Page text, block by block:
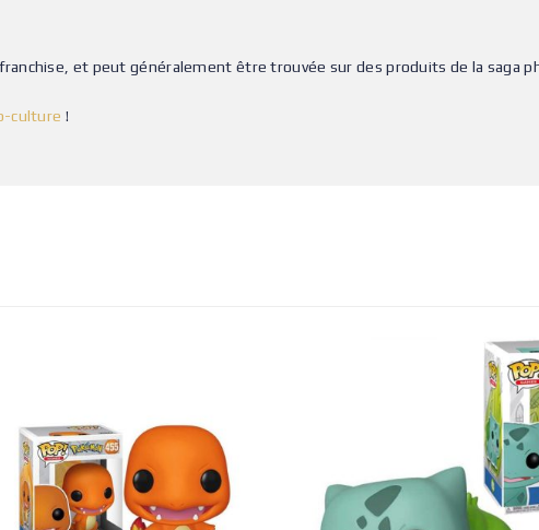
et peut généralement être trouvée sur des produits de la saga
culture !